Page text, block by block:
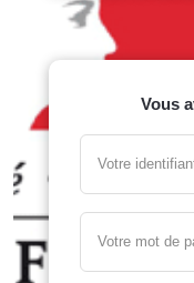
Vous
Votre
Votre mot de